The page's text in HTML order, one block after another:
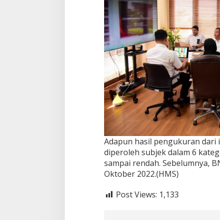
Adapun hasil pengukuran
diperoleh subjek dalam 6
sampai rendah. Sebelumnya,
Oktober 2022.(HMS)
Post Views: 1,133